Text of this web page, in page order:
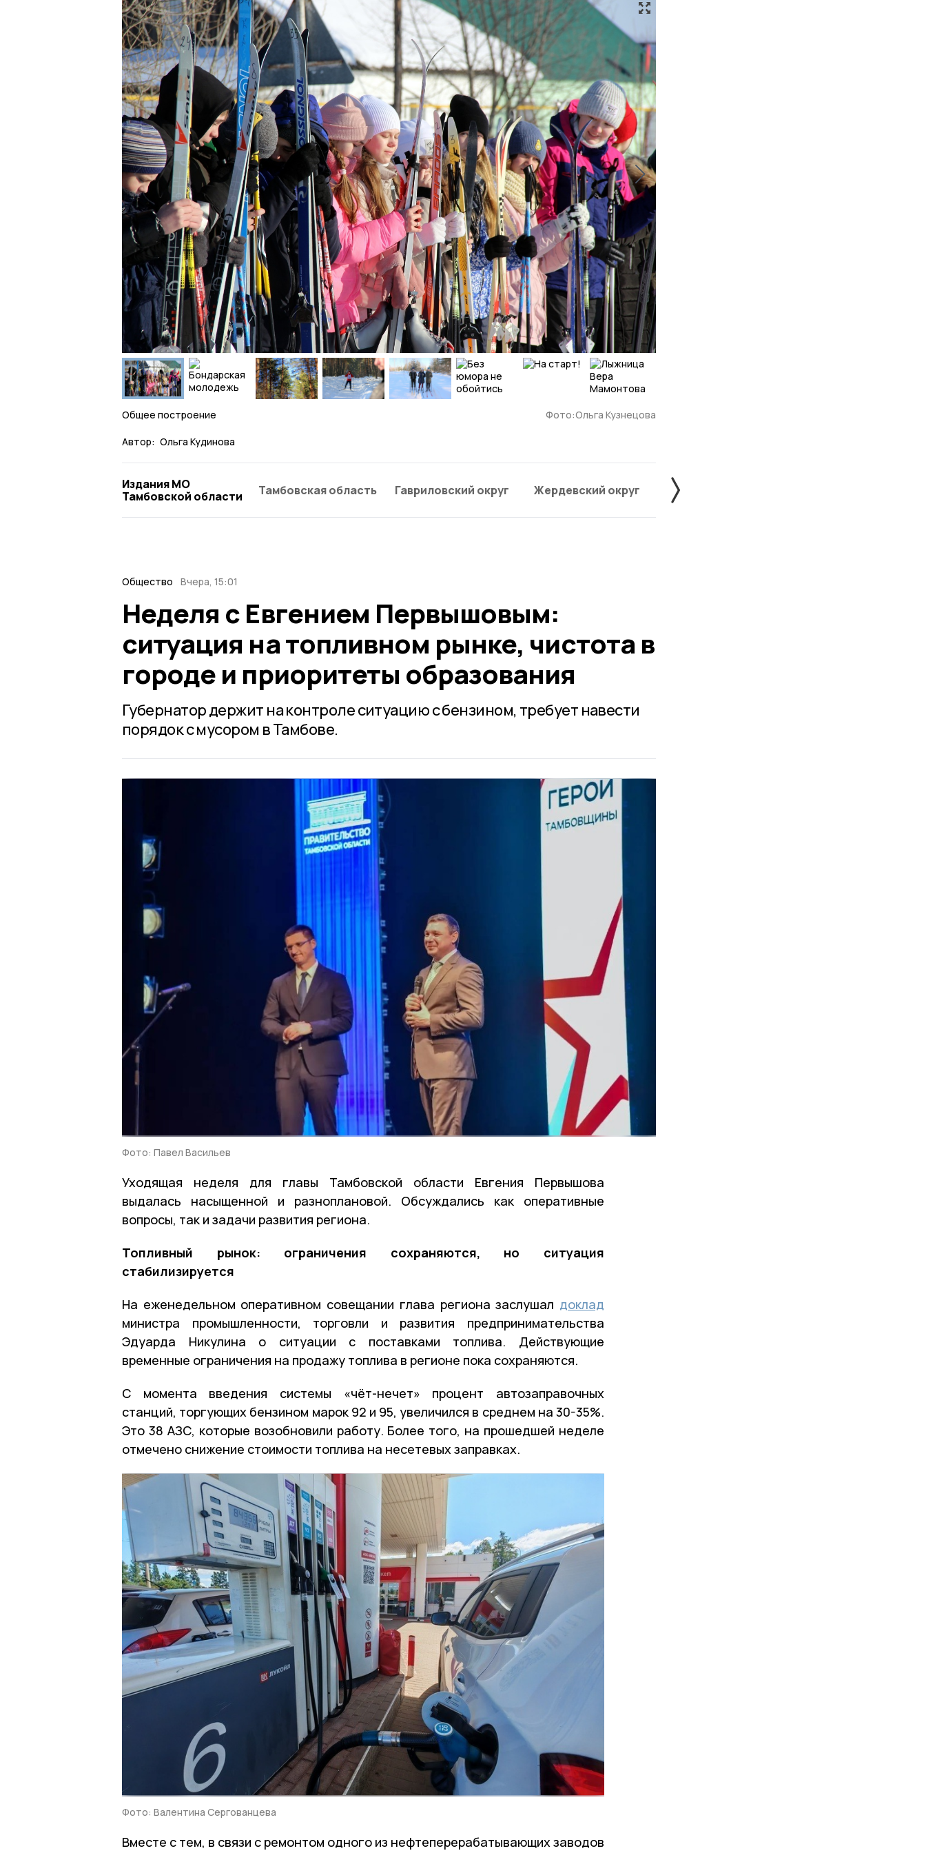
Общее построение Фото:Ольга Кузнецова
Автор: Ольга Кудинова
Издания МО
Тамбовской области
Тамбовская область Гавриловский округ Жердевский округ Знаменский округ
Общество Вчера, 15:01
Неделя с Евгением Первышовым:
ситуация на топливном рынке, чистота в
городе и приоритеты образования
Губернатор держит на контроле ситуацию с бензином, требует навести
порядок с мусором в Тамбове.
Фото: Павел Васильев
Уходящая неделя для главы Тамбовской области Евгения Первышова
выдалась насыщенной и разноплановой. Обсуждались как оперативные
вопросы, так и задачи развития региона.
Топливный рынок: ограничения сохраняются, но ситуация
стабилизируется
На еженедельном оперативном совещании глава региона заслушал доклад
министра промышленности, торговли и развития предпринимательства
Эдуарда Никулина о ситуации с поставками топлива. Действующие
временные ограничения на продажу топлива в регионе пока сохраняются.
С момента введения системы «чёт-нечет» процент автозаправочных
станций, торгующих бензином марок 92 и 95, увеличился в среднем на 30-35%.
Это 38 АЗС, которые возобновили работу. Более того, на прошедшей неделе
отмечено снижение стоимости топлива на несетевых заправках.
Фото: Валентина Сергованцева
Вместе с тем, в связи с ремонтом одного из нефтеперерабатывающих заводов